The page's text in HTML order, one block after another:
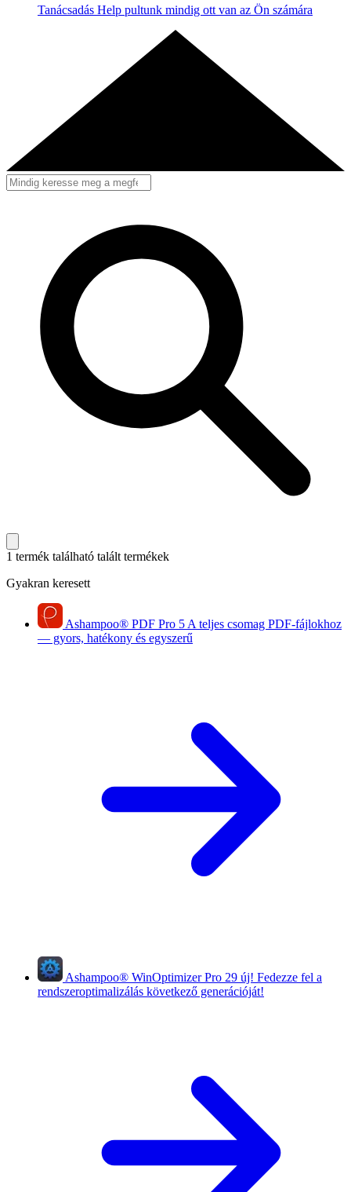
Tanácsadás Help pultunk mindig ott van az Ön számára
1 termék található talált termékek
Gyakran keresett
Ashampoo® PDF Pro 5 A teljes csomag PDF-fájlokhoz
— gyors, hatékony és egyszerű
Ashampoo® WinOptimizer Pro 29 új! Fedezze fel a
rendszeroptimalizálás következő generációját!